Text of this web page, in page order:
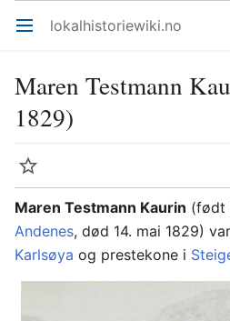
Åpne hovedmenyen lokalhistoriewiki.no
Maren Testmann
1829)
Overvåk
Maren Testmann Kaurin (født
Andenes, død 14. mai 1829)
Karlsøya og prestekone i